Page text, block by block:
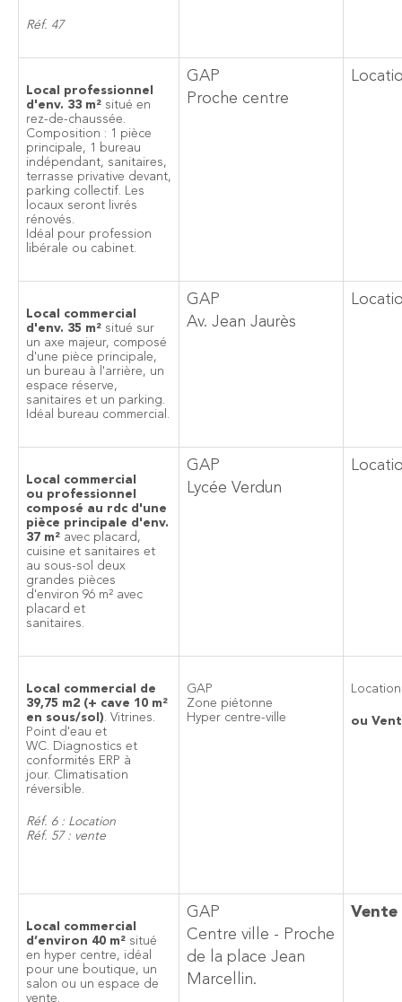
Réf. 47
Local professionnel
d'env. 33 m² situé en
rez-de-chaussée.
Composition : 1 pièce
principale, 1 bureau
indépendant, sanitaires,
terrasse privative devant,
parking collectif. Les
locaux seront livrés
rénovés.
Idéal pour profession
libérale ou cabinet.
GAP
Proche centre
Local commercial
d'env. 35 m² situé sur
un axe majeur, composé
d'une pièce principale,
un bureau à l'arrière, un
espace réserve,
sanitaires et un parking.
Idéal bureau commercial.
GAP
Av. Jean Jaurès
Local commercial
ou professionnel
composé au rdc d'une
pièce principale d'env.
37 m² avec placard,
cuisine et sanitaires et
au sous-sol deux
grandes pièces
d'environ 96 m² avec
placard et
sanitaires.
GAP
Lycée Verdun
Local commercial de
39,75 m2 (+ cave 10 m²
en sous/sol). Vitrines.
Point d'eau et
WC. Diagnostics et
conformités ERP à
jour. Climatisation
réversible.
Réf. 6 : Location
Réf. 57 : vente
GAP
Zone piétonne
Hyper centre-ville
Location
ou
Local commercial
d’environ 40 m² situé
en hyper centre, idéal
pour une boutique, un
salon ou un espace de
vente.
GAP
Centre ville - Proche
de la place Jean
Marcellin.
Vente